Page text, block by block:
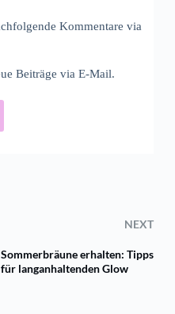
Kommentare via
Beiträge via E-Mail.
NEXT
Sommerbräune erhalten: Tipps
für langanhaltenden Glow